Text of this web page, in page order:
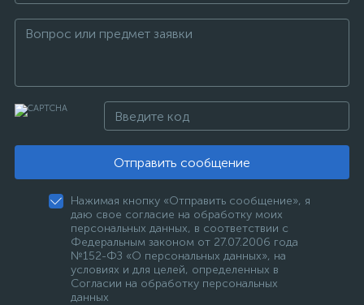
Отправить сообщение
Нажимая кнопку «Отправить сообщение», я
даю свое согласие на обработку моих
персональных данных, в соответствии с
Федеральным законом от 27.07.2006 года
№152-ФЗ «О персональных данных», на
условиях и для целей, определенных в
Согласии на обработку персональных
данных